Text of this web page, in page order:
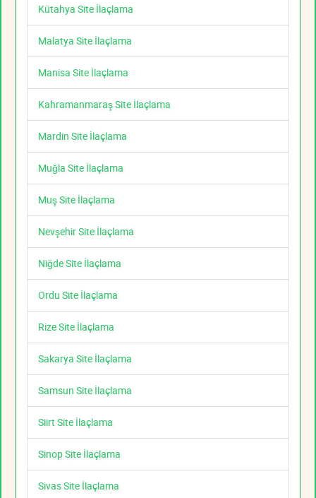
Kütahya Site İlaçlama
Malatya Site İlaçlama
Manisa Site İlaçlama
Kahramanmaraş Site İlaçlama
Mardin Site İlaçlama
Muğla Site İlaçlama
Muş Site İlaçlama
Nevşehir Site İlaçlama
Niğde Site İlaçlama
Ordu Site İlaçlama
Rize Site İlaçlama
Sakarya Site İlaçlama
Samsun Site İlaçlama
Siirt Site İlaçlama
Sinop Site İlaçlama
Sivas Site İlaçlama